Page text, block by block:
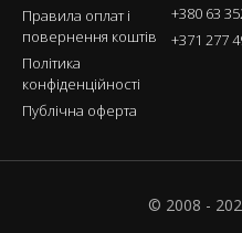
Правила оплат і
повернення коштів
Політика
конфіденційності
Публічна оферта
+380 63
+371 277
© 2008 -